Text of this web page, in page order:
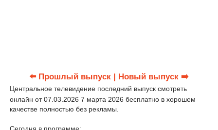
⬅️ Прошлый выпуск | Новый выпуск ➡️
Центральное телевидение последний выпуск смотреть
онлайн от 07.03.2026 7 марта 2026 бесплатно в хорошем
качестве полностью без рекламы.